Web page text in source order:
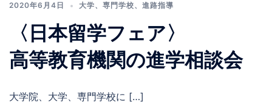
2020年6月4日 大学、 専門学校、 進路指導
〈日本留学フェア〉
高等教育機関の進学相談会
大学院、大学、専門学校に […]